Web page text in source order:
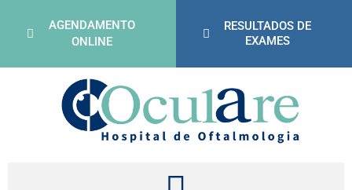
AGENDAMENTO
ONLINE
RESULTADOS DE
EXAMES